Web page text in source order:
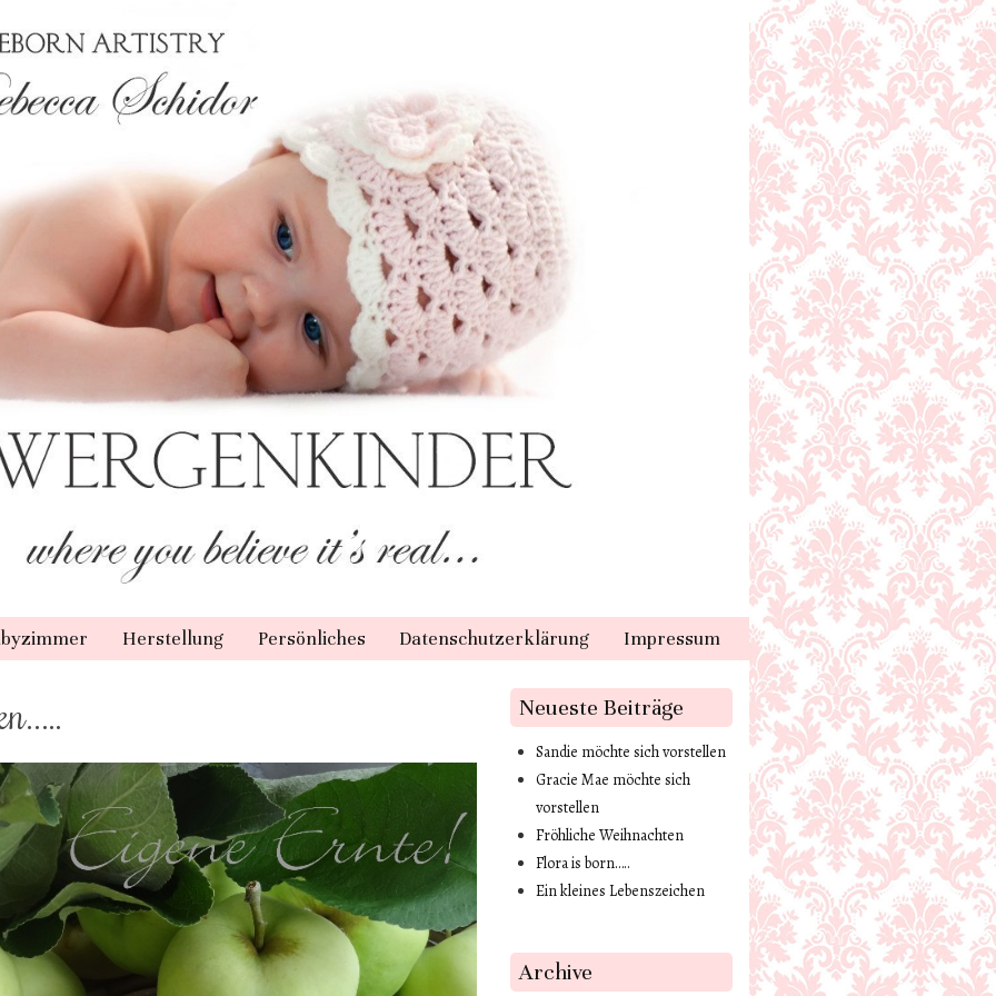
Zwergenkinder.de
SchidorHerstellung Persönliches Datenschutzerklärung Impressum
Neueste Beiträge
Sandie möchte sich vorstellen
Gracie Mae möchte sich
vorstellen
Fröhliche Weihnachten
Flora is born…..
Ein kleines Lebenszeichen
Archive